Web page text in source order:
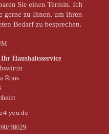
Sie einen Termin. Ich
gerne zu Ihnen, um Ihren
Bedarf zu besprechen.
Haushaltsservice
Roos
you.de
38029